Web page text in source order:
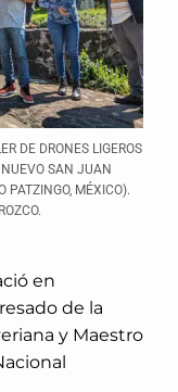
DE DRONES LIGEROS
SAN JUAN
PATZINGO, MÉXICO).
en
de la
y Maestro